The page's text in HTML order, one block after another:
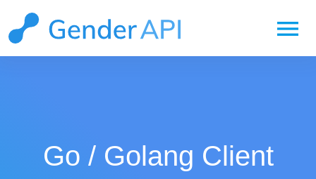
menu
Go / Golang Client